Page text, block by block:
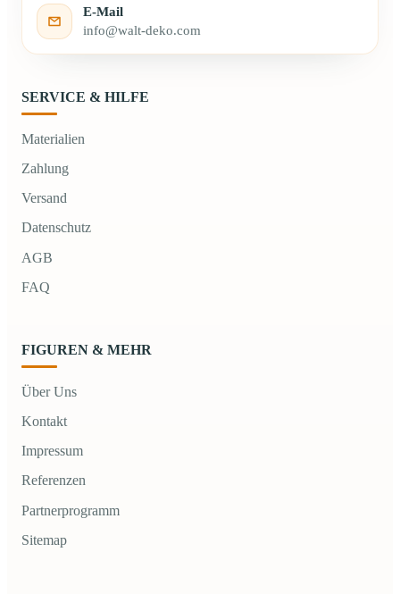
E-Mail
info@walt-deko.com
SERVICE & HILFE
Materialien
Zahlung
Versand
Datenschutz
AGB
FAQ
FIGUREN & MEHR
Über Uns
Kontakt
Impressum
Referenzen
Partnerprogramm
Sitemap